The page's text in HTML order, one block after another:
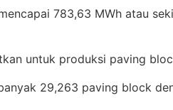
783,63 MWh atau
untuk produksi paving
29,263 paving block